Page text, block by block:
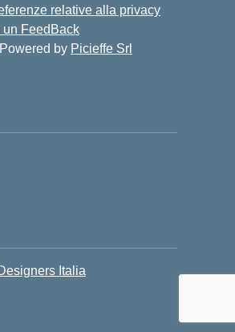
relative alla privacy
un FeedBack
by Picieffe Srl
Italia